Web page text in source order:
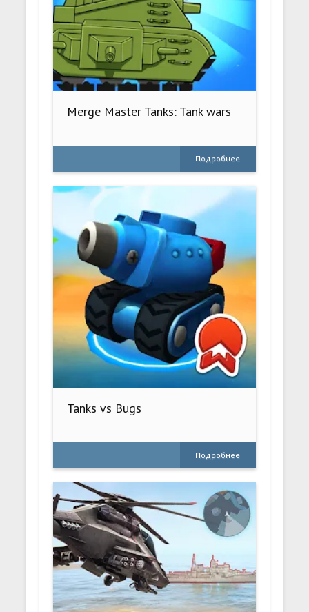
Merge Master Tanks: Tank wars
Подробнее
Tanks vs Bugs
Подробнее